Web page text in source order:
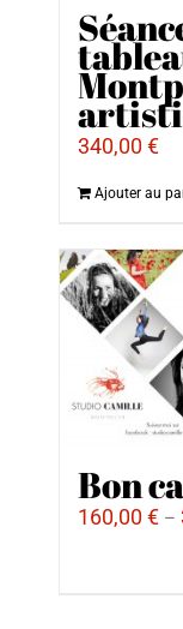
340,00€
Ajouter au
Bon
160,00€ –